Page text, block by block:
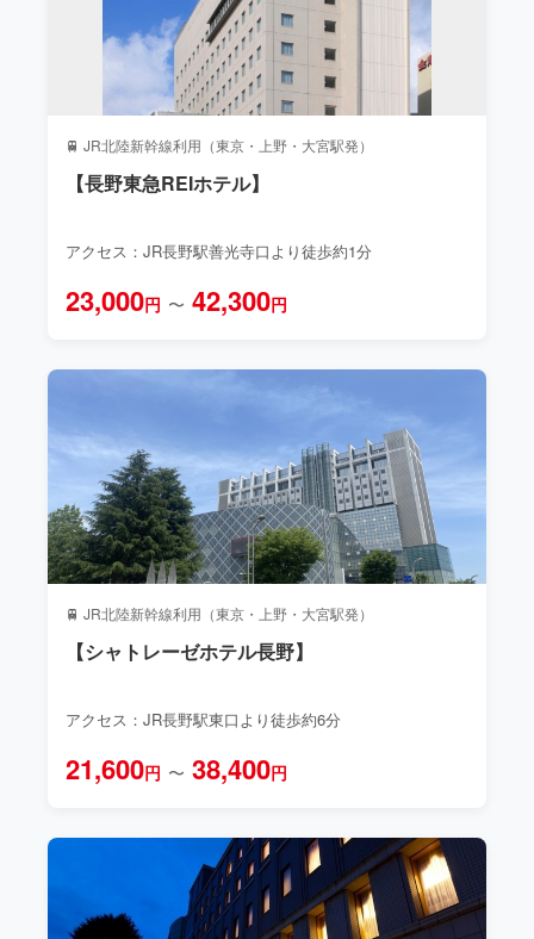
🚆 JR北陸新幹線利用（東京・上野・大宮駅発）
【長野東急REIホテル】
アクセス：JR長野駅善光寺口より徒歩約1分
23,000円 〜 42,300円
🚆 JR北陸新幹線利用（東京・上野・大宮駅発）
【シャトレーゼホテル長野】
アクセス：JR長野駅東口より徒歩約6分
21,600円 〜 38,400円